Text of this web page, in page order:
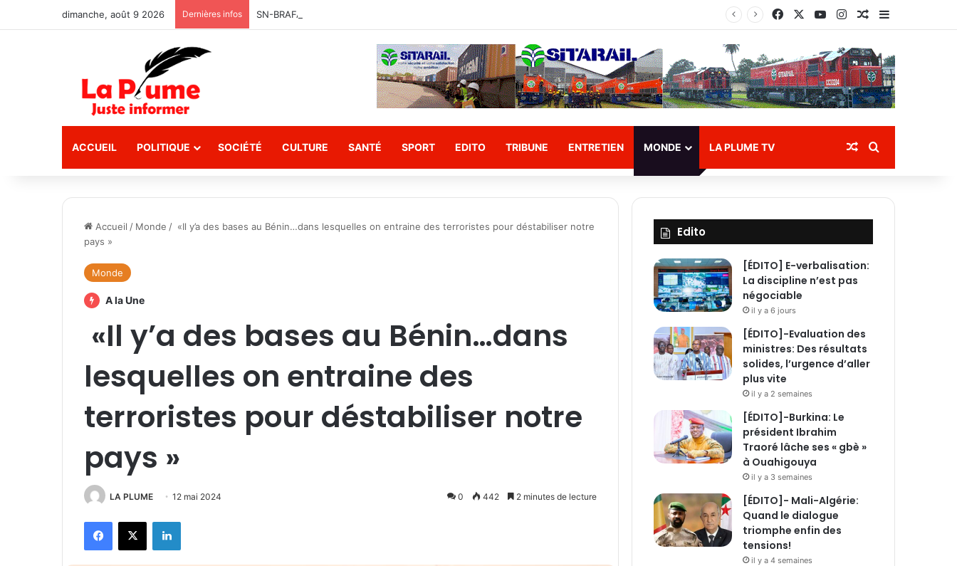
dimanche, août 9 2026 Dernières infos SN-BRAFASO : Le Camarade ministre PODA constate l’état des travaux du canal d’évacuation des eaux Facebook YouTubeInstagramArticle Aléatoire
ACCUEIL POLITIQUE SOCIÉTÉ CULTURE SANTÉ SPORT EDITO TRIBUNE ENTRETIEN MONDE LA PLUME TV Article Aléatoire
Accueil / Monde / «Il y’a des bases au Bénin…dans lesquelles on entraine des terroristes pour déstabiliser notre
pays »
Monde
A la Une
«Il y’a des bases au Bénin…dans
lesquelles on entraine des
terroristes pour déstabiliser notre
pays »
LA PLUME 12 mai 2024 0 442 2 minutes de lecture
Edito
[ÉDITO] E-verbalisation:
La discipline n’est pas
négociable
il y a 6 jours
[ÉDITO]-Evaluation des
ministres: Des résultats
solides, l’urgence d’aller
plus vite
il y a 2 semaines
[ÉDITO]-Burkina: Le
président Ibrahim
Traoré lâche ses « gbè »
à Ouahigouya
il y a 3 semaines
[ÉDITO]- Mali-Algérie:
Quand le dialogue
triomphe enfin des
tensions!
il y a 4 semaines